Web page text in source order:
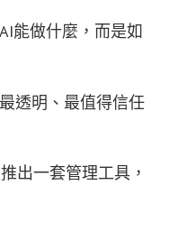
能做什麼，而是如
透明、最值得信任
出一套管理工具，